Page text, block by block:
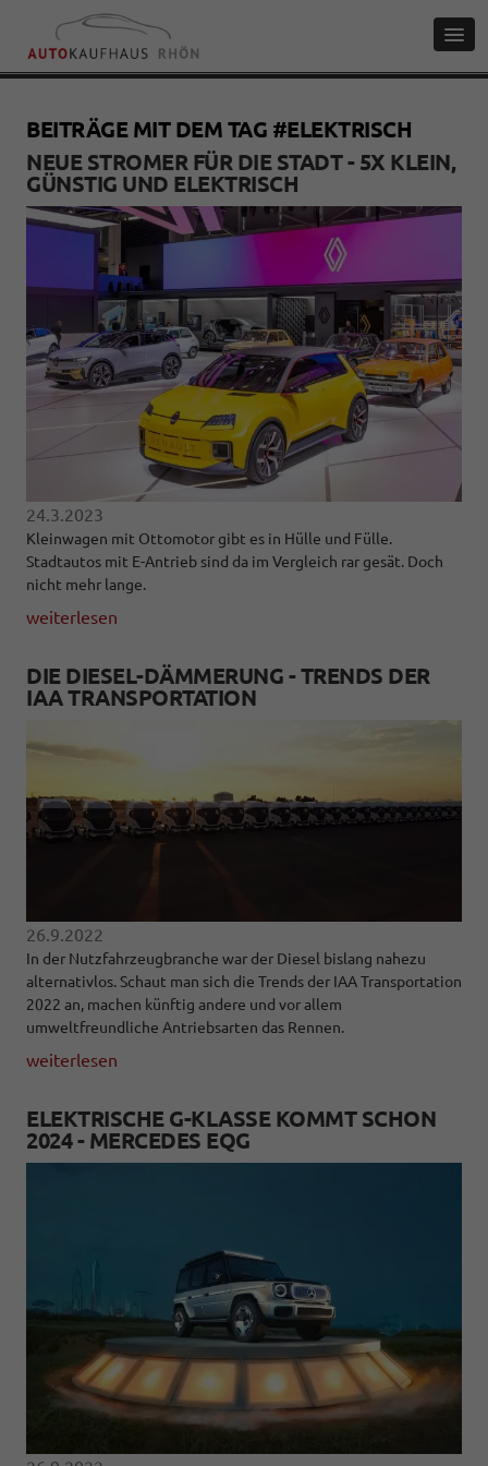
BEITRÄGE MIT DEM TAG #ELEKTRISCH
NEUE STROMER FÜR DIE STADT - 5X KLEIN,
GÜNSTIG UND ELEKTRISCH
24.3.2023
Kleinwagen mit Ottomotor gibt es in Hülle und Fülle.
Stadtautos mit E-Antrieb sind da im Vergleich rar gesät. Doch
nicht mehr lange.
weiterlesen
DIE DIESEL-DÄMMERUNG - TRENDS DER
IAA TRANSPORTATION
26.9.2022
In der Nutzfahrzeugbranche war der Diesel bislang nahezu
alternativlos. Schaut man sich die Trends der IAA Transportation
2022 an, machen künftig andere und vor allem
umweltfreundliche Antriebsarten das Rennen.
weiterlesen
ELEKTRISCHE G-KLASSE KOMMT SCHON
2024 - MERCEDES EQG